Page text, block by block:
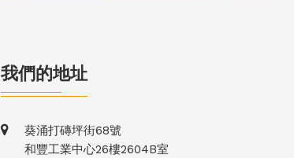
我們的地址
葵涌打磚坪街68號
和豐工業中心26樓2604B室